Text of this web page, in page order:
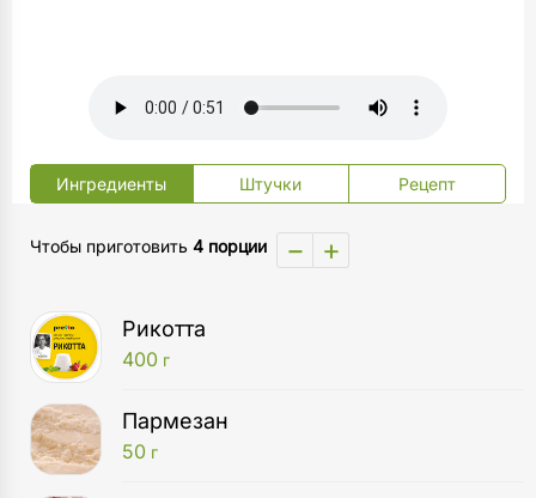
Ингредиенты Штучки Рецепт
Чтобы приготовить 4 порции − +
Рикотта
400 г
Пармезан
50 г